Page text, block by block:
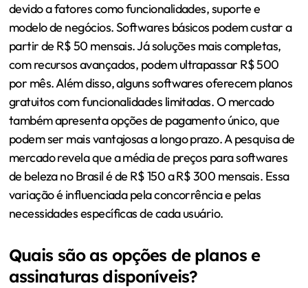
devido a fatores como funcionalidades, suporte e
modelo de negócios. Softwares básicos podem custar a
partir de R$ 50 mensais. Já soluções mais completas,
com recursos avançados, podem ultrapassar R$ 500
por mês. Além disso, alguns softwares oferecem planos
gratuitos com funcionalidades limitadas. O mercado
também apresenta opções de pagamento único, que
podem ser mais vantajosas a longo prazo. A pesquisa de
mercado revela que a média de preços para softwares
de beleza no Brasil é de R$ 150 a R$ 300 mensais. Essa
variação é influenciada pela concorrência e pelas
necessidades específicas de cada usuário.
Quais são as opções de planos e
assinaturas disponíveis?